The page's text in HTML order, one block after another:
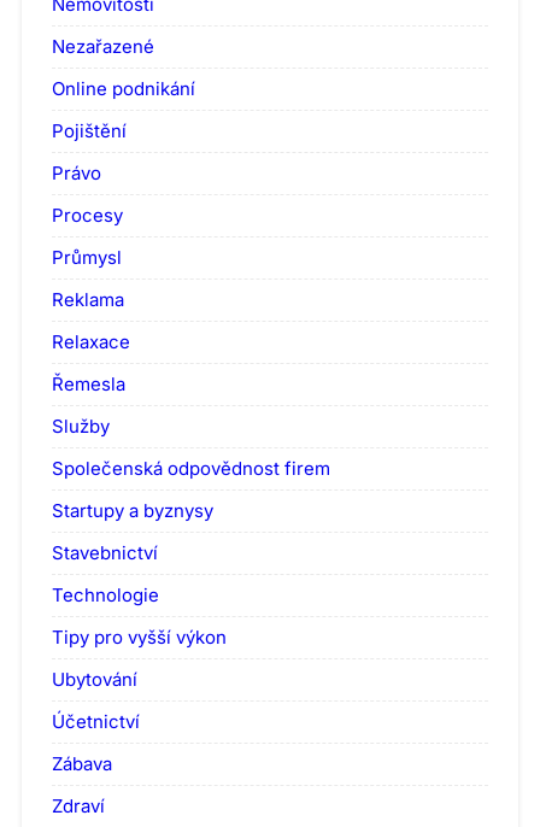
Nezařazené
Online podnikání
Pojištění
Právo
Procesy
Průmysl
Reklama
Relaxace
Řemesla
Služby
Společenská odpovědnost firem
Startupy a byznysy
Stavebnictví
Technologie
Tipy pro vyšší výkon
Ubytování
Účetnictví
Zábava
Zdraví